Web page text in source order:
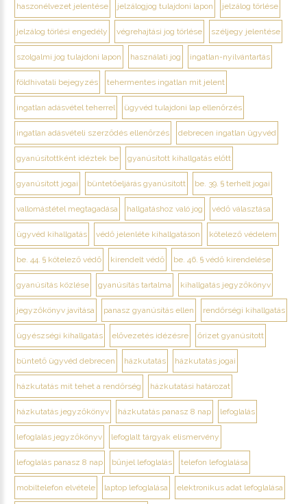
haszonélvezet jelentése jelzálogjog tulajdoni lapon jelzálog törlése
jelzálog törlési engedély végrehajtási jog törlése széljegy jelentése
szolgalmi jog tulajdoni lapon használati jog ingatlan-nyilvántartás
földhivatali bejegyzés tehermentes ingatlan mit jelent
ingatlan adásvétel teherrel ügyvéd tulajdoni lap ellenőrzés
ingatlan adásvételi szerződés ellenőrzés debrecen ingatlan ügyvéd
gyanúsítottként idéztek be gyanúsított kihallgatás előtt
gyanúsított jogai büntetőeljárás gyanúsított be. 39. § terhelt jogai
vallomástétel megtagadása hallgatáshoz való jog védő választása
ügyvéd kihallgatás védő jelenléte kihallgatáson kötelező védelem
be. 44. § kötelező védő kirendelt védő be. 46. § védő kirendelése
gyanúsítás közlése gyanúsítás tartalma kihallgatás jegyzőkönyv
jegyzőkönyv javítása panasz gyanúsítás ellen rendőrségi kihallgatás
ügyészségi kihallgatás elővezetés idézésre őrizet gyanúsított
büntető ügyvéd debrecen házkutatás házkutatás jogai
házkutatás mit tehet a rendőrség házkutatási határozat
házkutatás jegyzőkönyv házkutatás panasz 8 nap lefoglalás
lefoglalás jegyzőkönyv lefoglalt tárgyak elismervény
lefoglalás panasz 8 nap bűnjel lefoglalás telefon lefoglalása
mobiltelefon elvétele laptop lefoglalása elektronikus adat lefoglalása